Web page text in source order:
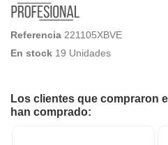
Referencia 221105XBVE
En stock 19 Unidades
Los clientes que compraron
han comprado: